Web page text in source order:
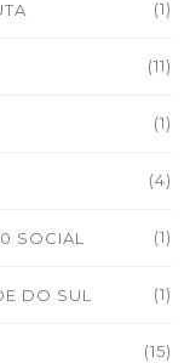
(1)
(11)
(1)
(4)
SOCIAL (1)
DO SUL (1)
(15)